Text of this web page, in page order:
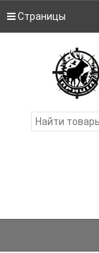
Страницы